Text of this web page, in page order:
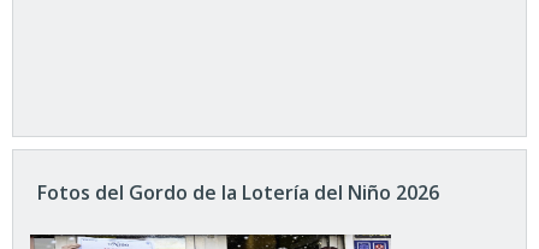
Fotos del Gordo de la Lotería del Niño 2026